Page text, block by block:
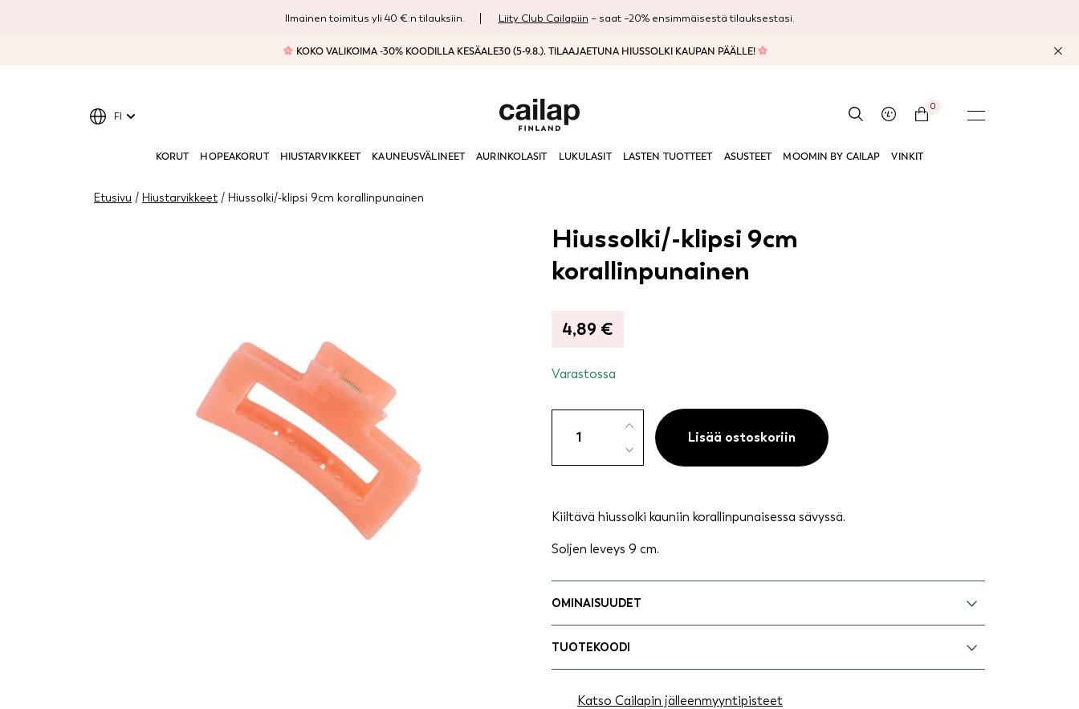
Ilmainen toimitus yli 40 €:n tilauksiin. Liity Club Cailapiin – saat –20% ensimmäisestä tilauksestasi.
KOKO VALIKOIMA -30% KOODILLA KESÄALE30 (5-9.8.). TILAAJAETUNA HIUSSOLKI KAUPAN PÄÄLLE!
0
KORUT HOPEAKORUT HIUSTARVIKKEET KAUNEUSVÄLINEET AURINKOLASIT LUKULASIT LASTEN TUOTTEET ASUSTEET MOOMIN BY CAILAP VINKIT
FI
Etusivu / Hiustarvikkeet / Hiussolki/-klipsi 9cm korallinpunainen
Hiussolki/-klipsi 9cm
korallinpunainen
4,89 €
Varastossa
klipsi
Lisää ostoskoriin
Kiiltävä hiussolki kauniin korallinpunaisessa sävyssä.
Soljen leveys 9 cm.
OMINAISUUDET
TUOTEKOODI
Katso Cailapin jälleenmyyntipisteet